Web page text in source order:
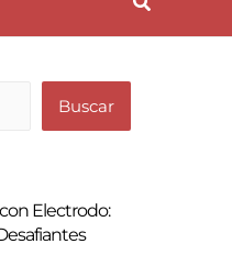
Buscar
Electrodo: